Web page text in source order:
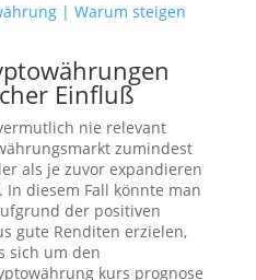
| Warum steigen
Einfluß
nie relevant
zumindest
als je zuvor expandieren
diesem Fall könnte man
der positiven
gute Renditen erzielen,
sich um den
kurs prognose